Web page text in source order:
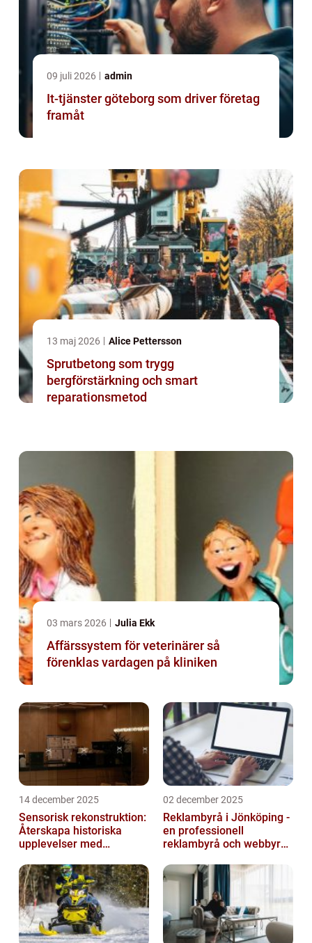
09 juli 2026 admin
It-tjänster göteborg som driver företag
framåt
13 maj 2026 Alice Pettersson
Sprutbetong som trygg
bergförstärkning och smart
reparationsmetod
03 mars 2026 Julia Ekk
Affärssystem för veterinärer så
förenklas vardagen på kliniken
14 december 2025
Sensorisk rekonstruktion:
Återskapa historiska
upplevelser med
02 december 2025
Reklambyrå i Jönköping -
en professionell
reklambyrå och webbyrå
kommunikati...